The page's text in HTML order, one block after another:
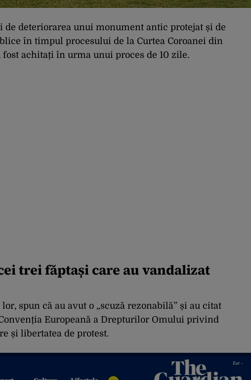
de deteriorarea unui monument antic protejat și de
în timpul procesului de la Curtea Coroanei din
achitați în urma unui proces de 10 zile.
trei făptași care au vandalizat
spun că au avut o „scuză rezonabilă” și au citat
Europeană a Drepturilor Omului privind
și libertatea de protest.